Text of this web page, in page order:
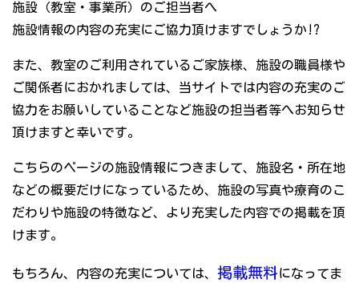
施設（教室・事業所）のご担当者へ
施設情報の内容の充実にご協力頂けますでしょうか!?
また、教室のご利用されているご家族様、施設の職員様や
ご関係者におかれましては、当サイトでは内容の充実のご
協力をお願いしていることなど施設の担当者等へお知らせ
頂けますと幸いです。
こちらのページの施設情報につきまして、施設名・所在地
などの概要だけになっているため、施設の写真や療育のこ
だわりや施設の特徴など、より充実した内容での掲載を頂
けます。
もちろん、内容の充実については、 掲載無料になってま